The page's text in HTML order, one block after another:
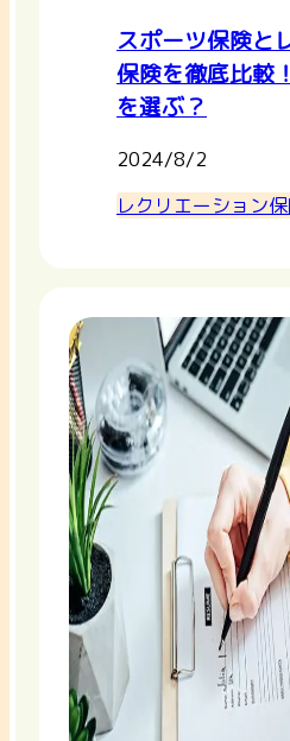
スポーツ保険と
保険を徹底比較
を選ぶ？
2024/8/2
レクリエーション